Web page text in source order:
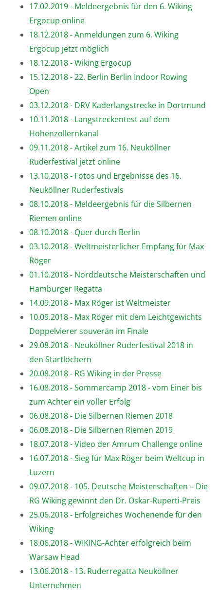
17.02.2019 - Meldeergebnis für den 6. Wiking
Ergocup online
18.12.2018 - Anmeldungen zum 6. Wiking
Ergocup jetzt möglich
18.12.2018 - Wiking Ergocup
15.12.2018 - 22. Berlin Berlin Indoor Rowing
Open
03.12.2018 - DRV Kaderlangstrecke in Dortmund
10.11.2018 - Langstreckentest auf dem
Hohenzollernkanal
09.11.2018 - Artikel zum 16. Neuköllner
Ruderfestival jetzt online
13.10.2018 - Fotos und Ergebnisse des 16.
Neuköllner Ruderfestivals
08.10.2018 - Meldeergebnis für die Silbernen
Riemen online
08.10.2018 - Quer durch Berlin
03.10.2018 - Weltmeisterlicher Empfang für Max
Röger
01.10.2018 - Norddeutsche Meisterschaften und
Hamburger Regatta
14.09.2018 - Max Röger ist Weltmeister
10.09.2018 - Max Röger mit dem Leichtgewichts
Doppelvierer souverän im Finale
29.08.2018 - Neuköllner Ruderfestival 2018 in
den Startlöchern
20.08.2018 - RG Wiking in der Presse
16.08.2018 - Sommercamp 2018 - vom Einer bis
zum Achter ein voller Erfolg
06.08.2018 - Die Silbernen Riemen 2018
06.08.2018 - Die Silbernen Riemen 2019
18.07.2018 - Video der Amrum Challenge online
16.07.2018 - Sieg für Max Röger beim Weltcup in
Luzern
09.07.2018 - 105. Deutsche Meisterschaften – Die
RG Wiking gewinnt den Dr. Oskar-Ruperti-Preis
25.06.2018 - Erfolgreiches Wochenende für den
Wiking
18.06.2018 - WIKING-Achter erfolgreich beim
Warsaw Head
13.06.2018 - 13. Ruderregatta Neuköllner
Unternehmen